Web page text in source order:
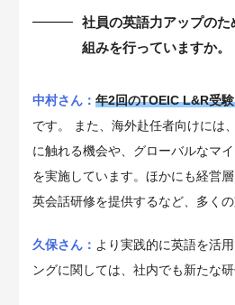
社員の英語力アップのた
組みを行っていますか。
中村さん： 年2回のTOEIC L&R受
です。 また、海外赴任者向けには
に触れる機会や、グローバルなマ
を実施しています。ほかにも経営
英会話研修を提供するなど、多くの
久保さん： より実践的に英語を活
ングに関しては、社内でも新たな研